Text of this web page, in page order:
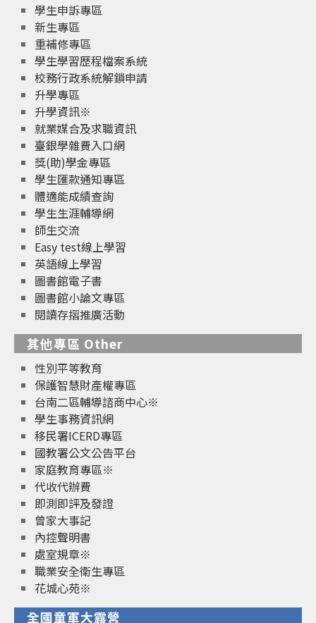
學生申訴專區
新生專區
重補修專區
學生學習歷程檔案系統
校務行政系統解鎖申請
升學專區
升學資訊※
就業媒合及求職資訊
臺銀學雜費入口網
獎(助)學金專區
學生匯款通知專區
體適能成績查詢
學生生涯輔導網
師生交流
Easy test線上學習
英語線上學習
圖書館電子書
圖書館小論文專區
閱讀存摺推廣活動
其他專區 Other
性別平等教育
保護智慧財產權專區
台南二區輔導諮商中心※
學生事務資訊網
移民署ICERD專區
國教署公文公告平台
家庭教育專區※
代收代辦費
即測即評及發證
曾家大事記
內控聲明書
處室規章※
職業安全衛生專區
花城心苑※
全國童軍大露營